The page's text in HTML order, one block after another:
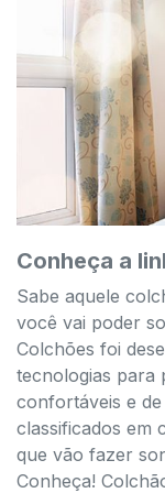
Conheça a
Sabe aquele
você vai poder
Colchões foi
tecnologias para
confortáveis e
classificados em
que vão fazer
Conheça!